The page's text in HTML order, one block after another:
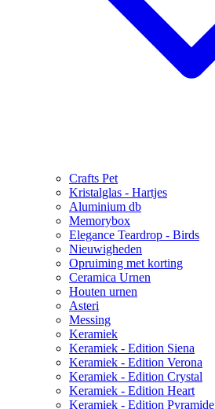
Crafts Pet
Kristalglas - Hartjes
Aluminium db
Memorybox
Elegance Teardrop - Birds
Nieuwigheden
Opruiming met korting
Ceramica Urnen
Houten urnen
Asteri
Messing
Keramiek
Keramiek - Edition Siena
Keramiek - Edition Verona
Keramiek - Edition Crystal
Keramiek - Edition Heart
Keramiek - Edition Pyramide